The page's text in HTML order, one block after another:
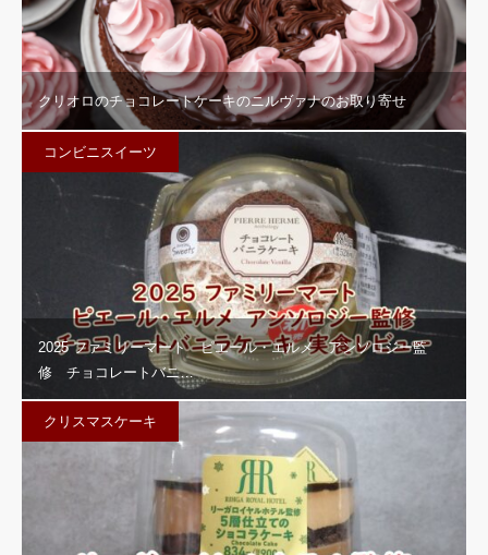
クリオロのチョコレートケーキのニルヴァナのお取り寄せ
コンビニスイーツ
2025 ファミリーマート ピエール・エルメ アンソロジー監
修 チョコレートバニ…
クリスマスケーキ